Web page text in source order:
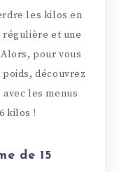
les kilos en
régulière et une
pour vous
découvrez
les menus
kilos !
de 15